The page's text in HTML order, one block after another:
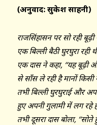
(अनुवाद: सुकेश साहनी)
राजसिंहासन पर सो रही
एक बिल्ली बैठी घुरघुरा
एक दास ने कहा, ‘‘यह
से साँस ले रही है मानों किसी
तभी बिल्ली घुरघुराई और
हुए अपनी गुलामी में लग रहे
तभी दूसरा दास बोला,